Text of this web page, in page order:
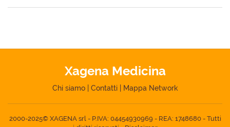
Xagena Medicina
Chi siamo Contatti Mappa Network
2000-2025© XAGENA srl - P.IVA: 04454930969 - REA: 1748680 - Tutti